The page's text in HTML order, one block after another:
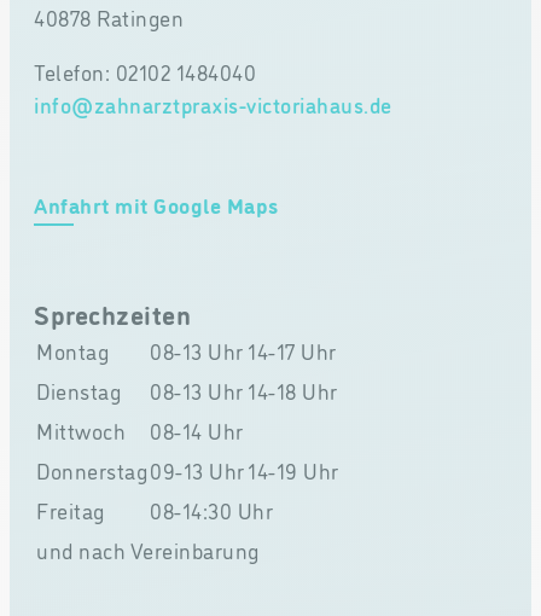
40878 Ratingen
Telefon: 02102 1484040
info@zahnarztpraxis-victoriahaus.de
Anfahrt mit Google Maps
Sprechzeiten
Montag 08-13 Uhr 14-17 Uhr
Dienstag
08-13 Uhr 14-18 Uhr
Mittwoch
08-14 Uhr
Donnerstag09-13 Uhr14-19 Uhr
Freitag
08-14:30 Uhr
und nach Vereinbarung